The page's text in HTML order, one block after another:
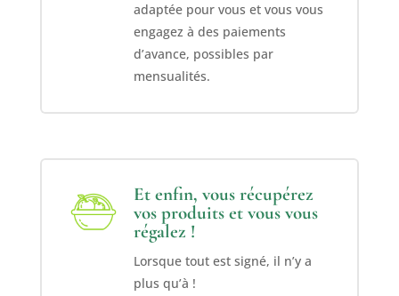
adaptée pour vous et vous vous
engagez à des paiements
d’avance, possibles par
mensualités.
Et enfin, vous récupérez
vos produits et vous vous
régalez !
Lorsque tout est signé, il n’y a
plus qu’à !